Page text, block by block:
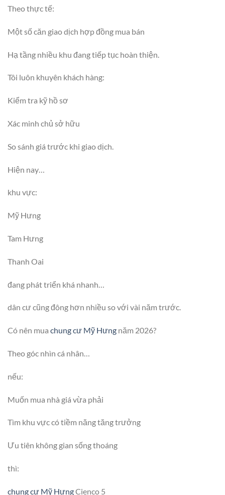
Theo thực tế:
Một số căn giao dịch hợp đồng mua bán
Hạ tầng nhiều khu đang tiếp tục hoàn thiện.
Tôi luôn khuyên khách hàng:
Kiểm tra kỹ hồ sơ
Xác minh chủ sở hữu
So sánh giá trước khi giao dịch.
Hiện nay…
khu vực:
Mỹ Hưng
Tam Hưng
Thanh Oai
đang phát triển khá nhanh…
dân cư cũng đông hơn nhiều so với vài năm trước.
Có nên mua chung cư Mỹ Hưng năm 2026?
Theo góc nhìn cá nhân…
nếu:
Muốn mua nhà giá vừa phải
Tìm khu vực có tiềm năng tăng trưởng
Ưu tiên không gian sống thoáng
thì:
chung cư Mỹ HưngCienco 5